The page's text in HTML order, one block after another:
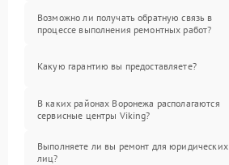
Возможно ли получать обратную связь в
процессе выполнения ремонтных работ?
Какую гарантию вы предоставляете?
В каких районах Воронежа располагаются
сервисные центры Viking?
Выполняете ли вы ремонт для юридических
лиц?